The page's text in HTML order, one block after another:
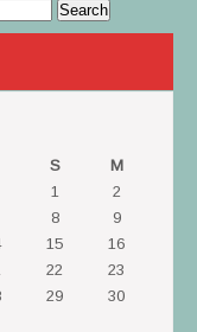
S
M
1
2
8
9
15
16
22
23
29
30